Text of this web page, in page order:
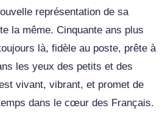
représentation de sa
la même. Cinquante ans plus
là, fidèle au poste, prête à
les yeux des petits et des
vivant, vibrant, et promet de
dans le cœur des Français.